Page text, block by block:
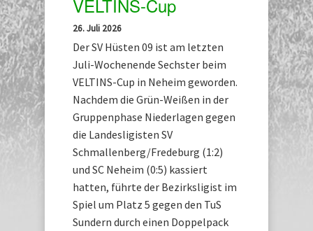
VELTINS-Cup
26. Juli 2026
Der SV Hüsten 09 ist am letzten
Juli-Wochenende Sechster beim
VELTINS-Cup in Neheim geworden.
Nachdem die Grün-Weißen in der
Gruppenphase Niederlagen gegen
die Landesligisten SV
Schmallenberg/Fredeburg (1:2)
und SC Neheim (0:5) kassiert
hatten, führte der Bezirksligist im
Spiel um Platz 5 gegen den TuS
Sundern durch einen Doppelpack